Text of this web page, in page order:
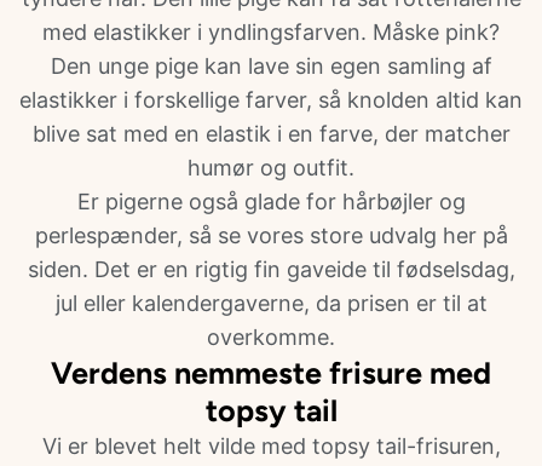
med elastikker i yndlingsfarven. Måske pink?
Den unge pige kan lave sin egen samling af
elastikker i forskellige farver, så knolden altid kan
blive sat med en elastik i en farve, der matcher
humør og outfit.
Er pigerne også glade for hårbøjler og
perlespænder, så se vores store udvalg her på
siden. Det er en rigtig fin gaveide til fødselsdag,
jul eller kalendergaverne, da prisen er til at
overkomme.
Verdens nemmeste frisure med
topsy tail
Vi er blevet helt vilde med topsy tail-frisuren,